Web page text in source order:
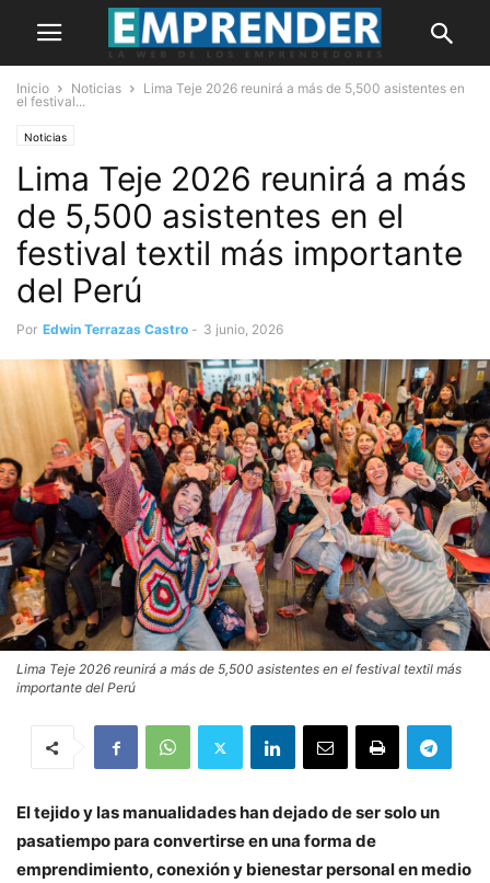
Inicio Noticias
Lima Teje 2026 reunirá a más de 5,500 asistentes en
el festival...
Noticias
Lima Teje 2026 reunirá a más
de 5,500 asistentes en el
festival textil más importante
del Perú
Por Edwin Terrazas Castro - 3 junio, 2026
Lima Teje 2026 reunirá a más de 5,500 asistentes en el festival textil más
importante del Perú
El tejido y las manualidades han dejado de ser solo un
pasatiempo para convertirse en una forma de
emprendimiento, conexión y bienestar personal en medio